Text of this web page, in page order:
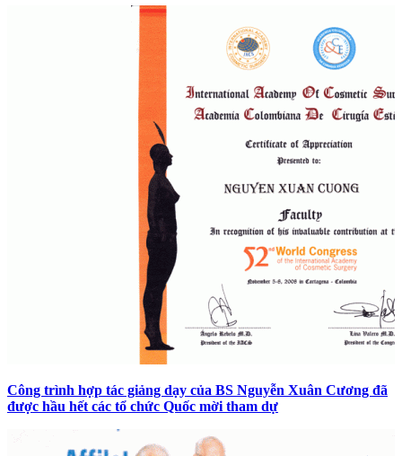
Công trình hợp tác giảng dạy của BS Nguyễn Xuân Cương đã
được hầu hết các tổ chức Quốc mời tham dự